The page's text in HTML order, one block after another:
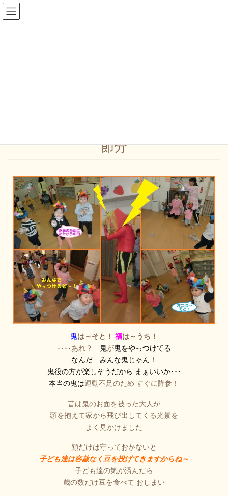
節分
鬼は～そと！ 福は～うち！
････あれ？
鬼が鬼をやっつけてる
なんだ みんな鬼じゃん！
鬼役の方が楽しそうだから まぁいいか･･･
本当の鬼は運動不足のため すぐに降参！
昔は鬼のお面を被った大人が
頭を抱えて家から飛び出してくる光景を
よく見かけました
顔だけは守っておかないと
子ども達は容赦なく豆を投げてきますからね～
子ども達の気が済んだら
歳の数だけ豆を食べて おしまい